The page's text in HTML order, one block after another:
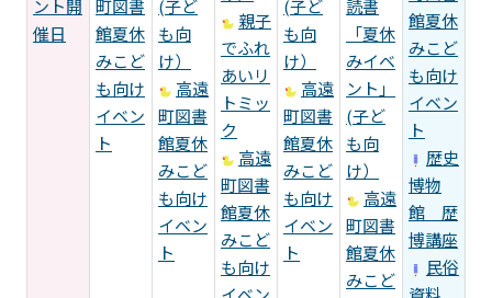
ント開
催日
町図書
館夏休
みこど
も向け
イベン
ト
(子ど
も向
け）
高遠
町図書
館夏休
みこど
も向け
イベン
ト
親子
でふれ
あいリ
トミッ
ク
高遠
町図書
館夏休
みこど
も向け
(子ど
も向
け）
高遠
町図書
館夏休
みこど
も向け
イベン
ト
読書
「夏休
みイベ
ント」
(子ど
も向
け）
高遠
町図書
館夏休
みこど
館夏休
みこど
も向け
イベン
ト
歴史
博物
館 歴
博講座
民俗